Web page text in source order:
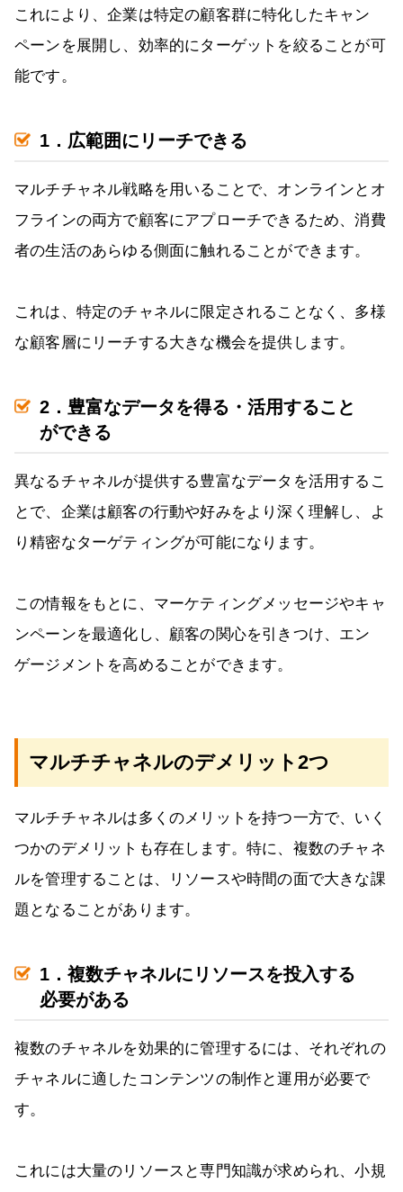
これにより、企業は特定の顧客群に特化したキャン
ペーンを展開し、効率的にターゲットを絞ることが可
能です。
1．広範囲にリーチできる
マルチチャネル戦略を用いることで、オンラインとオ
フラインの両方で顧客にアプローチできるため、消費
者の生活のあらゆる側面に触れることができます。
これは、特定のチャネルに限定されることなく、多様
な顧客層にリーチする大きな機会を提供します。
2．豊富なデータを得る・活用すること
ができる
異なるチャネルが提供する豊富なデータを活用するこ
とで、企業は顧客の行動や好みをより深く理解し、よ
り精密なターゲティングが可能になります。
この情報をもとに、マーケティングメッセージやキャ
ンペーンを最適化し、顧客の関心を引きつけ、エン
ゲージメントを高めることができます。
マルチチャネルのデメリット2つ
マルチチャネルは多くのメリットを持つ一方で、いく
つかのデメリットも存在します。特に、複数のチャネ
ルを管理することは、リソースや時間の面で大きな課
題となることがあります。
1．複数チャネルにリソースを投入する
必要がある
複数のチャネルを効果的に管理するには、それぞれの
チャネルに適したコンテンツの制作と運用が必要で
す。
これには大量のリソースと専門知識が求められ、小規